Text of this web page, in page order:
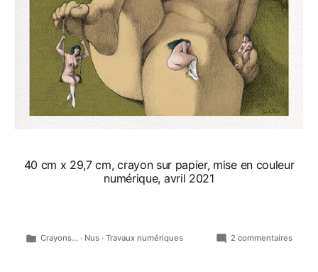
40 cm x 29,7 cm, crayon sur papier, mise en couleur
numérique, avril 2021
Publié
Crayons... · Nus ·Travaux numériques 2 commentairessur